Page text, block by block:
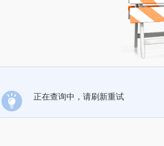
正在查询中，请刷新重试